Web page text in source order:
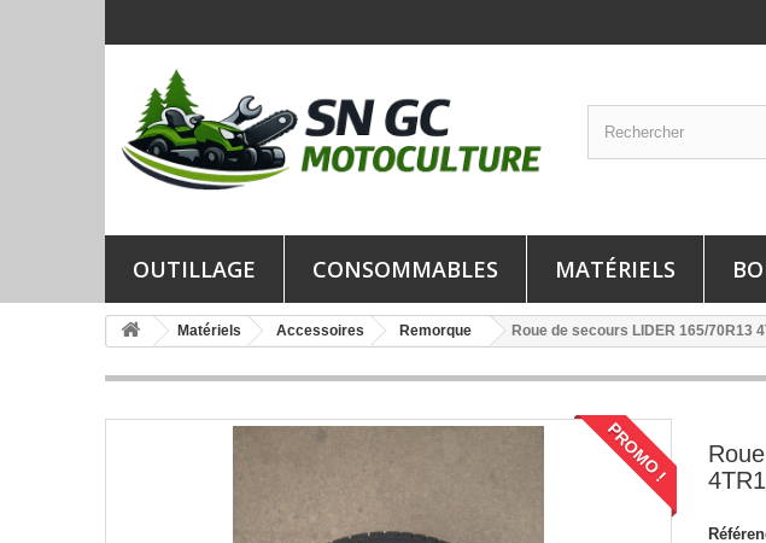
OUTILLAGE CONSOMMABLES MATÉRIELS
Matériels Accessoires Remorque Roue de secours LIDER 165/70R13
PROMO !